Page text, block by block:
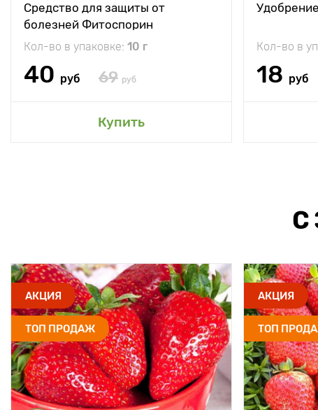
Средство для защиты от
болезней Фитоспорин
Кол-во в упаковке: 10 г
40 руб 69 руб
Купить
Кол-во в
18 руб
С
АКЦИЯ
ТОП ПРОДАЖ
АКЦИЯ
ТОП